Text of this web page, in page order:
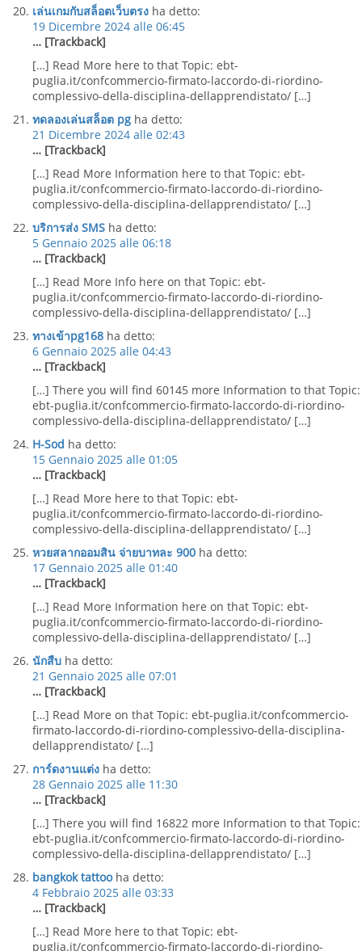
เล่นเกมกับสล็อตเว็บตรง ha detto:
19 Dicembre 2024 alle 06:45
… [Trackback]
[…] Read More here to that Topic: ebt-
puglia.it/confcommercio-firmato-laccordo-di-riordino-
complessivo-della-disciplina-dellapprendistato/ […]
ทดลองเล่นสล็อต pg ha detto:
21 Dicembre 2024 alle 02:43
… [Trackback]
[…] Read More Information here to that Topic: ebt-
puglia.it/confcommercio-firmato-laccordo-di-riordino-
complessivo-della-disciplina-dellapprendistato/ […]
บริการส่ง SMS ha detto:
5 Gennaio 2025 alle 06:18
… [Trackback]
[…] Read More Info here on that Topic: ebt-
puglia.it/confcommercio-firmato-laccordo-di-riordino-
complessivo-della-disciplina-dellapprendistato/ […]
ทางเข้าpg168 ha detto:
6 Gennaio 2025 alle 04:43
… [Trackback]
[…] There you will find 60145 more Information to that Topic:
ebt-puglia.it/confcommercio-firmato-laccordo-di-riordino-
complessivo-della-disciplina-dellapprendistato/ […]
H-Sod ha detto:
15 Gennaio 2025 alle 01:05
… [Trackback]
[…] Read More here to that Topic: ebt-
puglia.it/confcommercio-firmato-laccordo-di-riordino-
complessivo-della-disciplina-dellapprendistato/ […]
หวยสลากออมสิน จ่ายบาทละ 900 ha detto:
17 Gennaio 2025 alle 01:40
… [Trackback]
[…] Read More Information here on that Topic: ebt-
puglia.it/confcommercio-firmato-laccordo-di-riordino-
complessivo-della-disciplina-dellapprendistato/ […]
นักสืบ ha detto:
21 Gennaio 2025 alle 07:01
… [Trackback]
[…] Read More on that Topic: ebt-puglia.it/confcommercio-
firmato-laccordo-di-riordino-complessivo-della-disciplina-
dellapprendistato/ […]
การ์ดงานแต่ง ha detto:
28 Gennaio 2025 alle 11:30
… [Trackback]
[…] There you will find 16822 more Information to that Topic:
ebt-puglia.it/confcommercio-firmato-laccordo-di-riordino-
complessivo-della-disciplina-dellapprendistato/ […]
bangkok tattoo ha detto:
4 Febbraio 2025 alle 03:33
… [Trackback]
[…] Read More here to that Topic: ebt-
puglia.it/confcommercio-firmato-laccordo-di-riordino-